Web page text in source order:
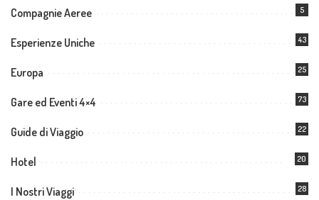
Compagnie Aeree 5
Esperienze Uniche 43
Europa 25
Gare ed Eventi 4×4 73
Guide di Viaggio 22
Hotel 20
I Nostri Viaggi 28